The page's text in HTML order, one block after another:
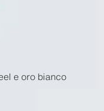
e oro bianco